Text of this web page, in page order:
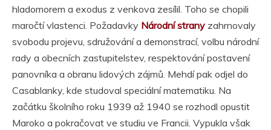
hladomorem a exodus z venkova zesílil. Toho se chopili
maročtí vlastenci. Požadavky Národní strany zahrnovaly
svobodu projevu, sdružování a demonstrací, volbu národní
rady a obecních zastupitelstev, respektování postavení
panovníka a obranu lidových zájmů. Mehdí pak odjel do
Casablanky, kde studoval speciální matematiku. Na
začátku školního roku 1939 až 1940 se rozhodl opustit
Maroko a pokračovat ve studiu ve Francii. Vypukla však